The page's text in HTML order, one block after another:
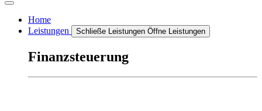
Home
Leistungen
Schließe Leistungen Öffne Leistungen
Finanzsteuerung